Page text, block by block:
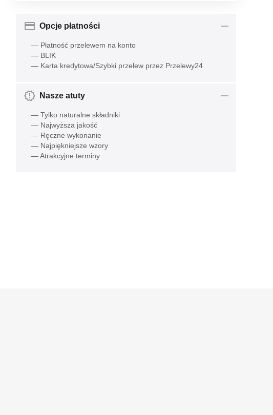
Opcje płatności
— Płatność przelewem na konto
— BLIK
— Karta kredytowa/Szybki przelew przez Przelewy24
Nasze atuty
— Tylko naturalne składniki
— Najwyższa jakość
— Ręczne wykonanie
— Najpiękniejsze wzory
— Atrakcyjne terminy